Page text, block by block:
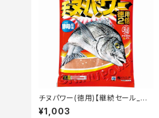
チヌパワー(徳用)【継続セール_エ
サ】
¥1,003